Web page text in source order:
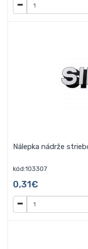
Nálepka nádrže
kód:103307
0,31€